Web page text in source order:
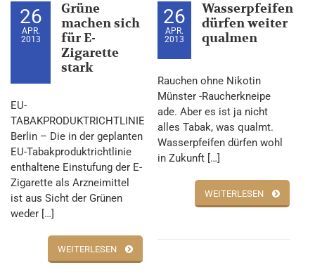
26
APR.
2013
Grüne
machen sich
für E-
Zigarette
stark
EU-
TABAKPRODUKTRICHTLINIE
Berlin – Die in der geplanten
EU-Tabakproduktrichtlinie
enthaltene Einstufung der E-
Zigarette als Arzneimittel
ist aus Sicht der Grünen
weder […]
WEITERLESEN
26
APR.
2013
Wasserpfeifen
dürfen weiter
qualmen
Rauchen ohne Nikotin
Münster -Raucherkneipe
ade. Aber es ist ja nicht
alles Tabak, was qualmt.
Wasserpfeifen dürfen wohl
in Zukunft […]
WEITERLESEN